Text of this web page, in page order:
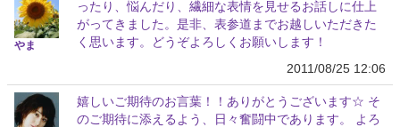
やま
ったり、悩んだり、繊細な表情を見せるお話しに仕上
がってきました。是非、表参道までお越しいただきた
く思います。どうぞよろしくお願いします！
2011/08/25 12:06
嬉しいご期待のお言葉！！ありがとうございます☆ そ
のご期待に添えるよう、日々奮闘中であります。 よろ